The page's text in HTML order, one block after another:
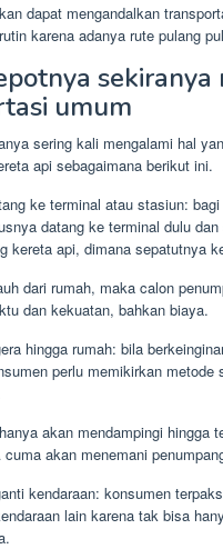
dapat mengandalkan
karena adanya rute pulang
sekiranya
umum
sering kali mengalami hal
api sebagaimana berikut ini.
ke terminal atau stasiun:
datang ke terminal dulu
kereta api, dimana sepatutnya
dari rumah, maka calon
dan kekuatan, bahkan biaya.
hingga rumah: bila
perlu memikirkan metode
akan mendampingi hingga
akan menemani
kendaraan: konsumen
lain karena tak bisa